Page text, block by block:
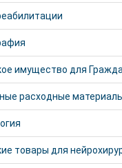
имущество для
расходные
товары для